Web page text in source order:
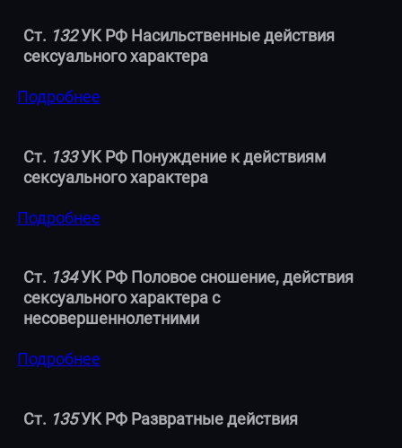
Ст. 132УК РФ Насильственные действия
сексуального характера
Подробнее
Ст. 133УК РФ Понуждение к действиям
сексуального характера
Подробнее
Ст. 134УК РФ Половое сношение, действия
сексуального характера с
несовершеннолетними
Подробнее
Ст. 135УК РФ Развратные действия